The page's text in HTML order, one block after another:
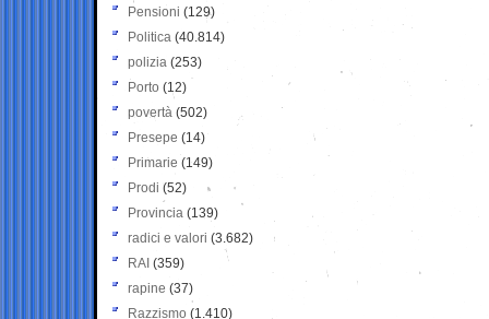
Pensioni (129)
Politica (40.814)
polizia (253)
Porto (12)
povertà (502)
Presepe (14)
Primarie (149)
Prodi (52)
Provincia (139)
radici e valori (3.682)
RAI (359)
rapine (37)
Razzismo (1.410)